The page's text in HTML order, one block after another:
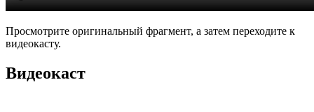
Просмотрите оригинальный фрагмент, а затем переходите к
видеокасту.
Видеокаст